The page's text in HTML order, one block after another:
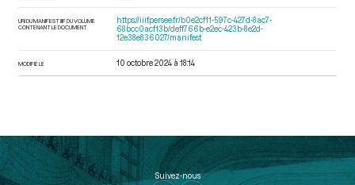
URI DU MANIFEST IIIF DU VOLUME
CONTENANT LE DOCUMENT
https://iiif.persee.fr/b0e2cf11-597c-427d-8ac7-
68bcc0acf13b/deff766b-e2ec-423b-8e2d-
12e38e836027/manifest
MODIFIÉ LE 10 octobre 2024 à 18:14
Suivez-nous